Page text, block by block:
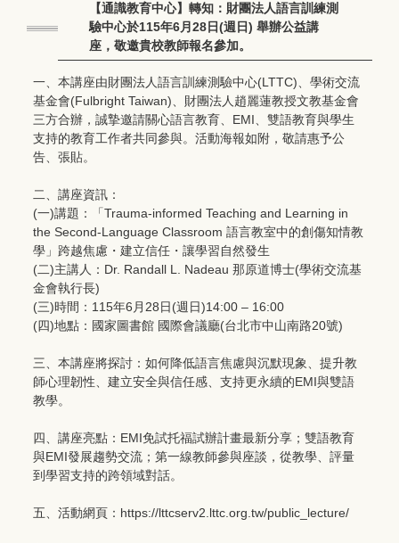
【通識教育中心】轉知：財團法人語言訓練測
驗中心於115年6月28日(週日) 舉辦公益講
座，敬邀貴校教師報名參加。
一、本講座由財團法人語言訓練測驗中心(LTTC)、學術交流
基金會(Fulbright Taiwan)、財團法人趙麗蓮教授文教基金會
三方合辦，誠摯邀請關心語言教育、EMI、雙語教育與學生
支持的教育工作者共同參與。活動海報如附，敬請惠予公
告、張貼。
二、講座資訊：
(一)講題：「Trauma-informed Teaching and Learning in
the Second-Language Classroom 語言教室中的創傷知情教
學」跨越焦慮・建立信任・讓學習自然發生
(二)主講人：Dr. Randall L. Nadeau 那原道博士(學術交流基
金會執行長)
(三)時間：115年6月28日(週日)14:00 – 16:00
(四)地點：國家圖書館 國際會議廳(台北市中山南路20號)
三、本講座將探討：如何降低語言焦慮與沉默現象、提升教
師心理韌性、建立安全與信任感、支持更永續的EMI與雙語
教學。
四、講座亮點：EMI免試托福試辦計畫最新分享；雙語教育
與EMI發展趨勢交流；第一線教師參與座談，從教學、評量
到學習支持的跨領域對話。
五、活動網頁：https://lttcserv2.lttc.org.tw/public_lecture/